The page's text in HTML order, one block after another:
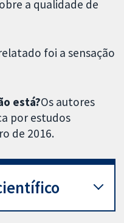
a qualidade de
foi a sensação
está?Os autores
por estudos
de 2016.